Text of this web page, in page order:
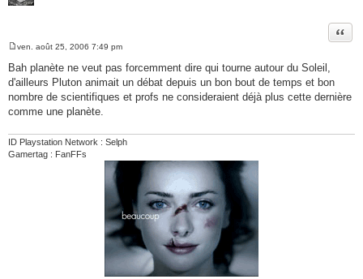
Citer
s
s
g
e
ven. août 25, 2006 7:49 pm
Bah planète ne veut pas forcemment dire qui tourne autour du Soleil,
d'ailleurs Pluton animait un débat depuis un bon bout de temps et bon
nombre de scientifiques et profs ne consideraient déjà plus cette dernière
comme une planète.
ID Playstation Network : Selph
Gamertag : FanFFs